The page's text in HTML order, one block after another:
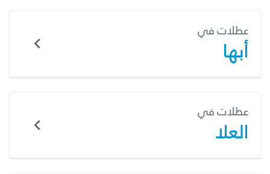
عطلات في
أبها
عطلات في
العلا